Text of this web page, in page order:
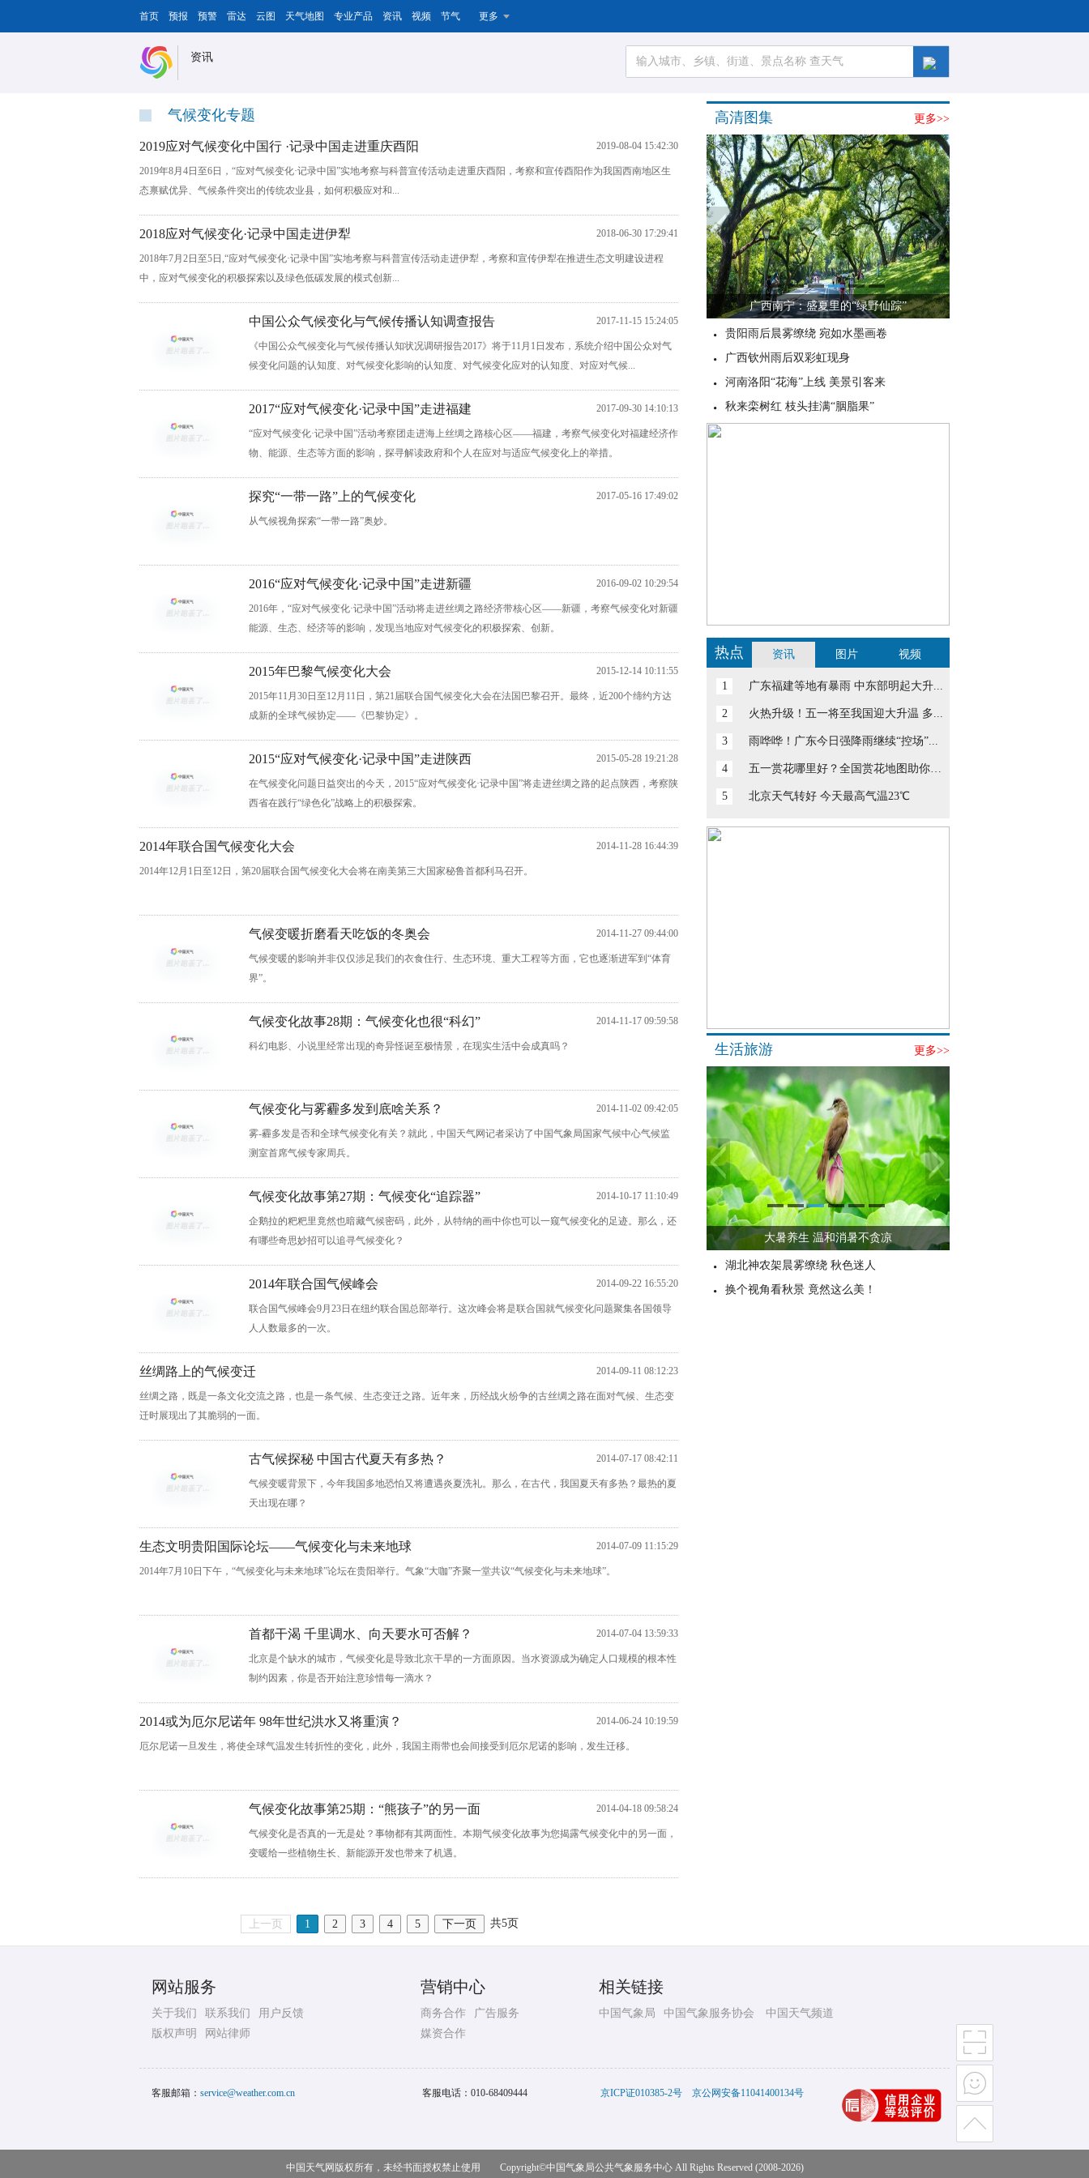
首页 预报 预警 雷达 云图 天气地图 专业产品 资讯 视频 节气 更多
资讯
气候变化专题
2019-08-04 15:42:30
2019应对气候变化中国行 ·记录中国走进重庆酉阳
2019年8月4日至6日，“应对气候变化·记录中国”实地考察与科普宣传活动走进重庆酉阳，考察和宣传酉阳作为我国西南地区生
态禀赋优异、气候条件突出的传统农业县，如何积极应对和...
2018-06-30 17:29:41
2018应对气候变化·记录中国走进伊犁
2018年7月2日至5日,“应对气候变化·记录中国”实地考察与科普宣传活动走进伊犁，考察和宣传伊犁在推进生态文明建设进程
中，应对气候变化的积极探索以及绿色低碳发展的模式创新...
2017-11-15 15:24:05
中国公众气候变化与气候传播认知调查报告
《中国公众气候变化与气候传播认知状况调研报告2017》将于11月1日发布，系统介绍中国公众对气
候变化问题的认知度、对气候变化影响的认知度、对气候变化应对的认知度、对应对气候...
2017-09-30 14:10:13
2017“应对气候变化·记录中国”走进福建
“应对气候变化·记录中国”活动考察团走进海上丝绸之路核心区——福建，考察气候变化对福建经济作
物、能源、生态等方面的影响，探寻解读政府和个人在应对与适应气候变化上的举措。
2017-05-16 17:49:02
探究“一带一路”上的气候变化
从气候视角探索“一带一路”奥妙。
2016-09-02 10:29:54
2016“应对气候变化·记录中国”走进新疆
2016年，“应对气候变化·记录中国”活动将走进丝绸之路经济带核心区——新疆，考察气候变化对新疆
能源、生态、经济等的影响，发现当地应对气候变化的积极探索、创新。
2015-12-14 10:11:55
2015年巴黎气候变化大会
2015年11月30日至12月11日，第21届联合国气候变化大会在法国巴黎召开。最终，近200个缔约方达
成新的全球气候协定——《巴黎协定》。
2015-05-28 19:21:28
2015“应对气候变化·记录中国”走进陕西
在气候变化问题日益突出的今天，2015“应对气候变化·记录中国”将走进丝绸之路的起点陕西，考察陕
西省在践行“绿色化”战略上的积极探索。
2014-11-28 16:44:39
2014年联合国气候变化大会
2014年12月1日至12日，第20届联合国气候变化大会将在南美第三大国家秘鲁首都利马召开。
2014-11-27 09:44:00
气候变暖折磨看天吃饭的冬奥会
气候变暖的影响并非仅仅涉足我们的衣食住行、生态环境、重大工程等方面，它也逐渐进军到“体育
界”。
2014-11-17 09:59:58
气候变化故事28期：气候变化也很“科幻”
科幻电影、小说里经常出现的奇异怪诞至极情景，在现实生活中会成真吗？
2014-11-02 09:42:05
气候变化与雾霾多发到底啥关系？
雾-霾多发是否和全球气候变化有关？就此，中国天气网记者采访了中国气象局国家气候中心气候监
测室首席气候专家周兵。
2014-10-17 11:10:49
气候变化故事第27期：气候变化“追踪器”
企鹅拉的粑粑里竟然也暗藏气候密码，此外，从特纳的画中你也可以一窥气候变化的足迹。那么，还
有哪些奇思妙招可以追寻气候变化？
2014-09-22 16:55:20
2014年联合国气候峰会
联合国气候峰会9月23日在纽约联合国总部举行。这次峰会将是联合国就气候变化问题聚集各国领导
人人数最多的一次。
2014-09-11 08:12:23
丝绸路上的气候变迁
丝绸之路，既是一条文化交流之路，也是一条气候、生态变迁之路。近年来，历经战火纷争的古丝绸之路在面对气候、生态变
迁时展现出了其脆弱的一面。
2014-07-17 08:42:11
古气候探秘 中国古代夏天有多热？
气候变暖背景下，今年我国多地恐怕又将遭遇炎夏洗礼。那么，在古代，我国夏天有多热？最热的夏
天出现在哪？
2014-07-09 11:15:29
生态文明贵阳国际论坛——气候变化与未来地球
2014年7月10日下午，“气候变化与未来地球”论坛在贵阳举行。气象“大咖”齐聚一堂共议“气候变化与未来地球”。
2014-07-04 13:59:33
首都干渴 千里调水、向天要水可否解？
北京是个缺水的城市，气候变化是导致北京干旱的一方面原因。当水资源成为确定人口规模的根本性
制约因素，你是否开始注意珍惜每一滴水？
2014-06-24 10:19:59
2014或为厄尔尼诺年 98年世纪洪水又将重演？
厄尔尼诺一旦发生，将使全球气温发生转折性的变化，此外，我国主雨带也会间接受到厄尔尼诺的影响，发生迁移。
2014-04-18 09:58:24
气候变化故事第25期：“熊孩子”的另一面
气候变化是否真的一无是处？事物都有其两面性。本期气候变化故事为您揭露气候变化中的另一面，
变暖给一些植物生长、新能源开发也带来了机遇。
上一页 1 2 3 4 5 下一页 共5页
更多>>
高清图集
广西南宁：盛夏里的“绿野仙踪”
贵阳雨后晨雾缭绕 宛如水墨画卷
广西钦州雨后双彩虹现身
河南洛阳“花海”上线 美景引客来
秋来栾树红 枝头挂满“胭脂果”
热点 视频
图片
资讯
1 广东福建等地有暴雨 中东部明起大升...
2 火热升级！五一将至我国迎大升温 多...
3 雨哗哗！广东今日强降雨继续“控场”...
4 五一赏花哪里好？全国赏花地图助你寻...
5 北京天气转好 今天最高气温23℃
更多>>
生活旅游
大暑养生 温和消暑不贪凉
湖北神农架晨雾缭绕 秋色迷人
换个视角看秋景 竟然这么美！
网站服务
关于我们 联系我们
用户反馈
版权声明
网站律师
营销中心
商务合作
广告服务
媒资合作
相关链接
中国气象局 中国气象服务协会 中国天气频道
客服邮箱： service@weather.com.cn 客服电话： 010-68409444 京ICP证010385-2号 京公网安备11041400134号
中国天气网版权所有，未经书面授权禁止使用 Copyright©中国气象局公共气象服务中心All Rights Reserved (2008-2026)